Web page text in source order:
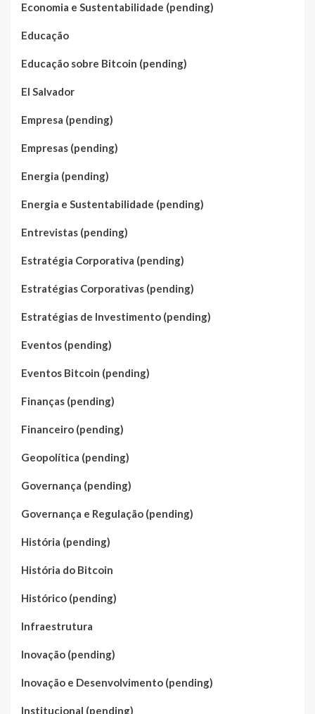
Economia e Sustentabilidade (pending)
Educação
Educação sobre Bitcoin (pending)
El Salvador
Empresa (pending)
Empresas (pending)
Energia (pending)
Energia e Sustentabilidade (pending)
Entrevistas (pending)
Estratégia Corporativa (pending)
Estratégias Corporativas (pending)
Estratégias de Investimento (pending)
Eventos (pending)
Eventos Bitcoin (pending)
Finanças (pending)
Financeiro (pending)
Geopolítica (pending)
Governança (pending)
Governança e Regulação (pending)
História (pending)
História do Bitcoin
Histórico (pending)
Infraestrutura
Inovação (pending)
Inovação e Desenvolvimento (pending)
Institucional (pending)